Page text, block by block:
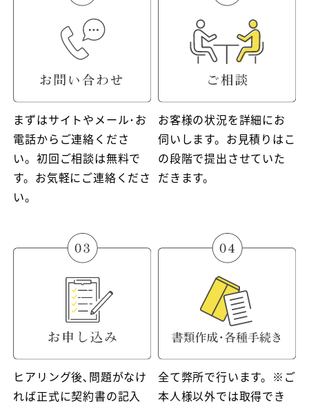
まずはサイトやメール･お
電話からご連絡くださ
い。初回ご相談は無料で
す。お気軽にご連絡くださ
い。
お客様の状況を詳細にお
伺いします。お見積りはこ
の段階で提出させていた
だきます。
ヒアリング後､問題がなけ
れば正式に契約書の記入
全て弊所で行います。※ご
本人様以外では取得でき